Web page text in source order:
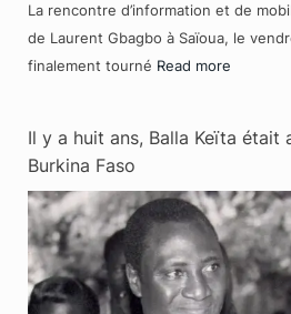
La rencontre d’information et de
de Laurent Gbagbo à Saïoua, le
finalement tourné Read more
Il y a huit ans, Balla Keïta était
Burkina Faso